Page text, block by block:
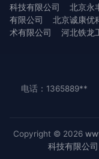
科技有限公司
北京永
有限公司
北京诚康优
术有限公司
河北铁龙
电话：1365889**
Copyright © 2026
科技有限公司